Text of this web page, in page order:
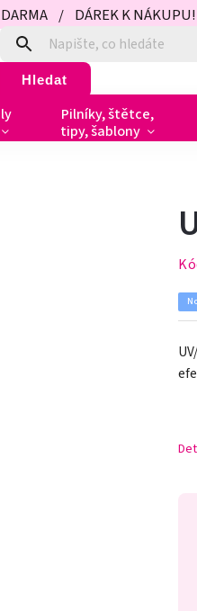
/ DÁREK K
Hledat
Pilníky, štětce,
tipy, šablony